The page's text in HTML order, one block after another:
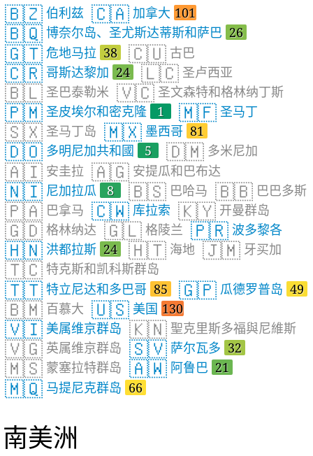
🇧🇿 伯利兹 🇨🇦 加拿大 101
🇧🇶 博奈尔岛、圣尤斯达蒂斯和萨巴 26
🇬🇹 危地马拉 38 🇨🇺 古巴
🇨🇷 哥斯达黎加 24 🇱🇨 圣卢西亚
🇧🇱 圣巴泰勒米 🇻🇨 圣文森特和格林纳丁斯
🇵🇲 圣皮埃尔和密克隆 1 🇲🇫 圣马丁
🇸🇽 圣马丁岛 🇲🇽 墨西哥 81
🇩🇴 多明尼加共和國 5 🇩🇲 多米尼加
🇦🇮 安圭拉 🇦🇬 安提瓜和巴布达
🇳🇮 尼加拉瓜 8 🇧🇸 巴哈马 🇧🇧 巴巴多斯
🇵🇦 巴拿马 🇨🇼 库拉索 🇰🇾 开曼群岛
🇬🇩 格林纳达 🇬🇱 格陵兰 🇵🇷 波多黎各
🇭🇳 洪都拉斯 24 🇭🇹 海地 🇯🇲 牙买加
🇹🇨 特克斯和凯科斯群岛
🇹🇹 特立尼达和多巴哥 85 🇬🇵 瓜德罗普岛 49
🇧🇲 百慕大 🇺🇸 美国 130
🇻🇮 美属维京群岛 🇰🇳 聖克里斯多福與尼維斯
🇻🇬 英属维京群岛 🇸🇻 萨尔瓦多 32
🇲🇸 蒙塞拉特群岛 🇦🇼 阿鲁巴 21
🇲🇶 马提尼克群岛 66
南美洲